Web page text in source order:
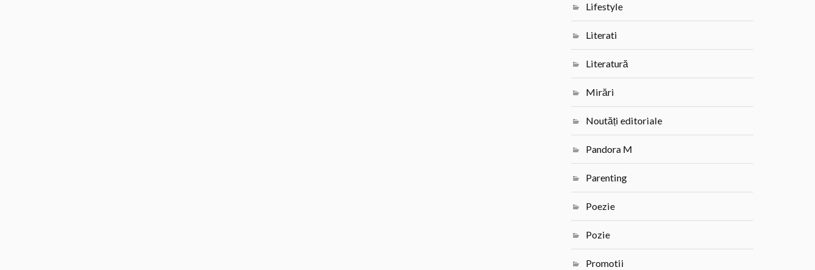
Lifestyle
Literati
Literatură
Mirări
Noutăți editoriale
Pandora M
Parenting
Poezie
Pozie
Promotii